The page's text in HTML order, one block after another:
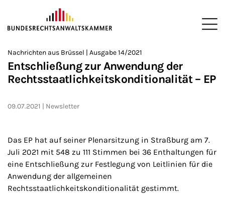
ZUM HAUPTINHALT SPRINGEN
Sie befinden sich hier:
>
Startseite
>
Newsroom
>
Newsletter
>
Nachrichten aus Brüssel
Nachrichten aus Brüssel | Ausgabe 14/2021
Entschließung zur Anwendung der
Rechtsstaatlichkeitskonditionalität – EP
09.07.2021 Newsletter
Das EP hat auf seiner Plenarsitzung in Straßburg am 7.
Juli 2021 mit 548 zu 111 Stimmen bei 36 Enthaltungen für
eine Entschließung zur Festlegung von Leitlinien für die
Anwendung der allgemeinen
Rechtsstaatlichkeitskonditionalität gestimmt.